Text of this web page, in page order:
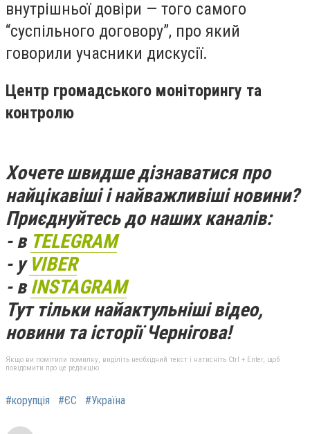
внутрішньої довіри — того самого
“суспільного договору”, про який
говорили учасники дискусії.
Центр громадського моніторингу та
контролю
Хочете швидше дізнаватися про
найцікавіші і найважливіші новини?
Приєднуйтесь до наших каналів:
- в TELEGRAM
- у VIBER
- вINSTAGRAM
Тут тільки найактульніші відео,
новини та історії Чернігова!
Якщо ви помітили помилку, виділіть необхідний текст і натисніть Ctrl + Enter, щоб
повідомити про це редакцію
#корупція #ЄС #Україна